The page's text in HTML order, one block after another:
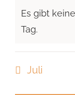
Hinweis
Es gibt
Tag.
Juli